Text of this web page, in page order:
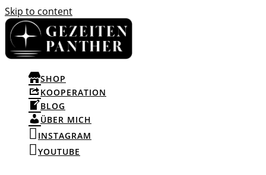
Skip to content
SHOP
KOOPERATION
BLOG
ÜBER MICH
INSTAGRAM
YOUTUBE